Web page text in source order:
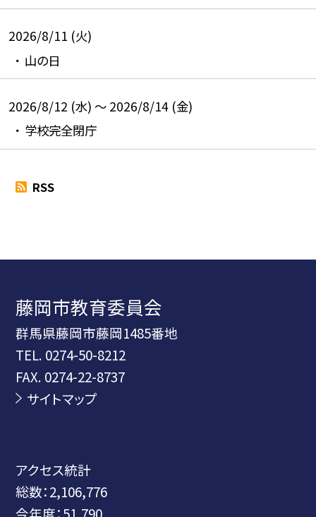
2026/8/11 (火)
山の日
2026/8/12 (水) ～ 2026/8/14 (金)
学校完全閉庁
RSS
藤岡市教育委員会
群馬県藤岡市藤岡1485番地
TEL. 0274-50-8212
FAX. 0274-22-8737
サイトマップ
アクセス統計
総数：2,106,776
今年度： 51,790